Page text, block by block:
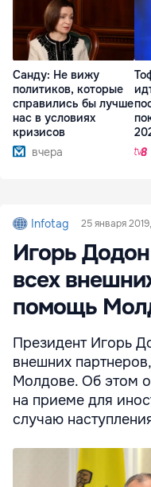
Санду: Не вижу
политиков, которые
справились бы лучше
нас в условиях
кризисов
вчера
Infotag 25 января
Игорь
всех
помощь
Президент Игорь
внешних
Молдове. Об этом
на приеме для
случаю